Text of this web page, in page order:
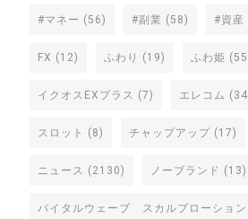
#マネー (56) #副業 (58) #資産
FX (12) ふわり (19) ふわ姫
イクオスEXプラス (7) エレコム
スロット (8) チャップアップ (17)
ニュース (2130) ノーブランド (13)
バイタルウェーブ スカルプローション